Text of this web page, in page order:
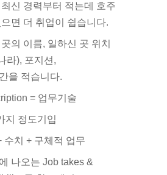
신 경력부터 적는데 호주
면 더 취업이 쉽습니다.
의 이름, 일하신 곳 위치
라), 포지션,
을 적습니다.
= 업무기술
지 정도기입
수치 + 구체적 업무
나오는 Job takes &